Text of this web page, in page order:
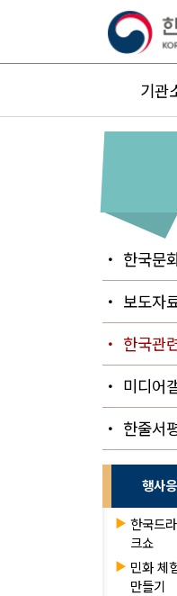
기관
・ 한국문
・ 보도자
・ 한국관
・ 미디어
・ 한줄서
행사
▶ 한국드
크쇼
▶ 민화 체
만들기